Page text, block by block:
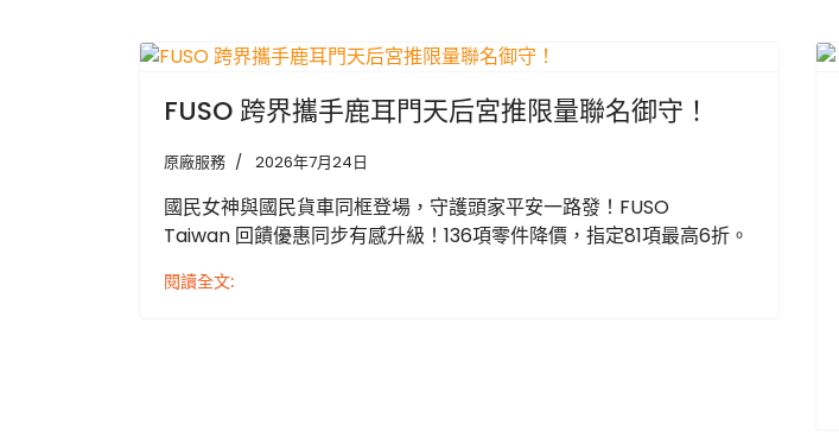
FUSO 跨界攜手鹿耳門天后宮推限量聯名御守！
原廠服務 2026年7月24日
國民女神與國民貨車同框登場，守護頭家平安一路發！FUSO
Taiwan 回饋優惠同步有感升級！136項零件降價，指定81項最高6折。
閱讀全文: